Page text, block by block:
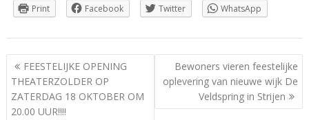
Print Facebook Twitter WhatsApp
Berichtnavigatie
FEESTELIJKE OPENING
THEATERZOLDER OP
ZATERDAG 18 OKTOBER OM
20.00 UUR!!!!
Bewoners vieren feestelijke
oplevering van nieuwe wijk De
Veldspring in Strijen